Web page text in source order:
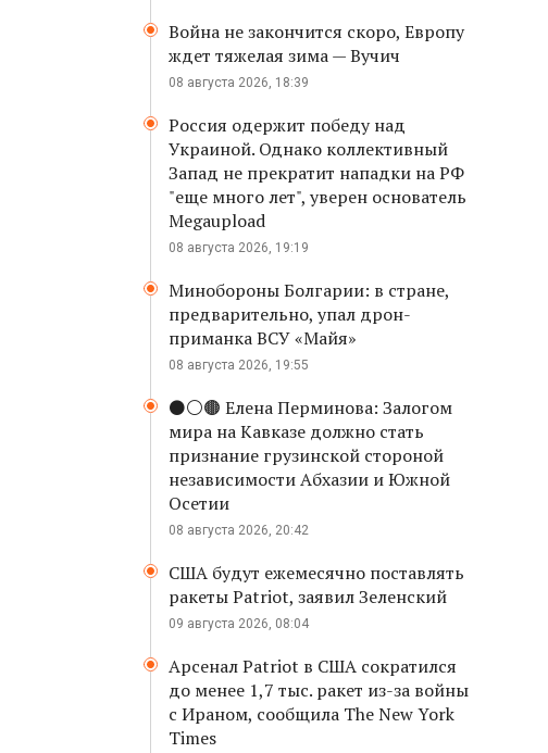
Война не закончится скоро, Европу
ждет тяжелая зима — Вучич
08 августа 2026, 18:39
Россия одержит победу над
Украиной. Однако коллективный
Запад не прекратит нападки на РФ
"еще много лет", уверен основатель
Megaupload
08 августа 2026, 19:19
Минобороны Болгарии: в стране,
предварительно, упал дрон-
приманка ВСУ «Майя»
08 августа 2026, 19:55
⚫️⚪️🟤 Елена Перминова: Залогом
мира на Кавказе должно стать
признание грузинской стороной
независимости Абхазии и Южной
Осетии
08 августа 2026, 20:42
США будут ежемесячно поставлять
ракеты Patriot, заявил Зеленский
09 августа 2026, 08:04
Арсенал Patriot в США сократился
до менее 1,7 тыс. ракет из-за войны
с Ираном, сообщила The New York
Times